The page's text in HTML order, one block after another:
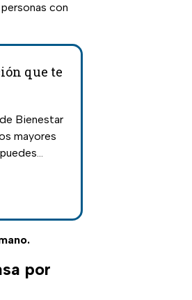
con
que te
Bienestar
mayores
por